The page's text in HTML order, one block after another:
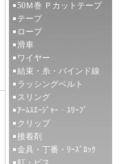
50Ｍ巻 Ｐカットテープ
テープ
ロープ
滑車
ワイヤー
結束・糸・バインド線
ラッシングベルト
スリング
ｱｰﾑｽｴｰｼﾞｬｰ・ｽﾘｰﾌﾞ
クリップ
接着剤
金具・丁番・ﾘｰｽﾞﾛｯｸ